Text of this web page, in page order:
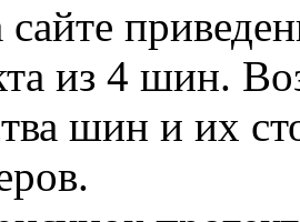
из 4 шин.
шин и их